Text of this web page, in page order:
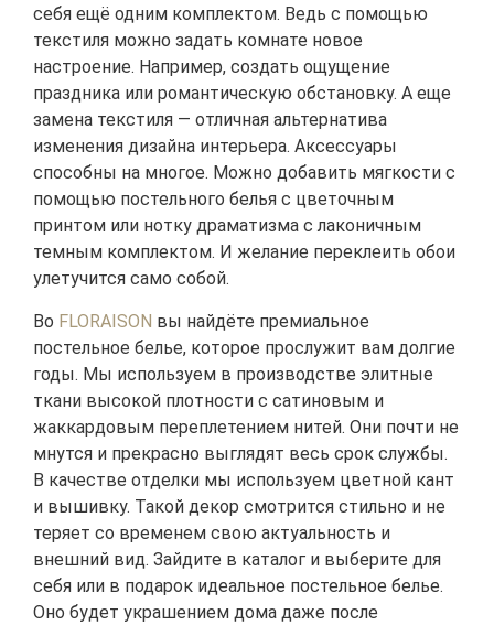
себя ещё одним комплектом. Ведь с помощью
текстиля можно задать комнате новое
настроение. Например, создать ощущение
праздника или романтическую обстановку. А еще
замена текстиля — отличная альтернатива
изменения дизайна интерьера. Аксессуары
способны на многое. Можно добавить мягкости с
помощью постельного белья с цветочным
принтом или нотку драматизма с лаконичным
темным комплектом. И желание переклеить обои
улетучится само собой.
Во FLORAISON вы найдёте премиальное
постельное белье, которое прослужит вам долгие
годы. Мы используем в производстве элитные
ткани высокой плотности с сатиновым и
жаккардовым переплетением нитей. Они почти не
мнутся и прекрасно выглядят весь срок службы.
В качестве отделки мы используем цветной кант
и вышивку. Такой декор смотрится стильно и не
теряет со временем свою актуальность и
внешний вид. Зайдите в каталог и выберите для
себя или в подарок идеальное постельное белье.
Оно будет украшением дома даже после